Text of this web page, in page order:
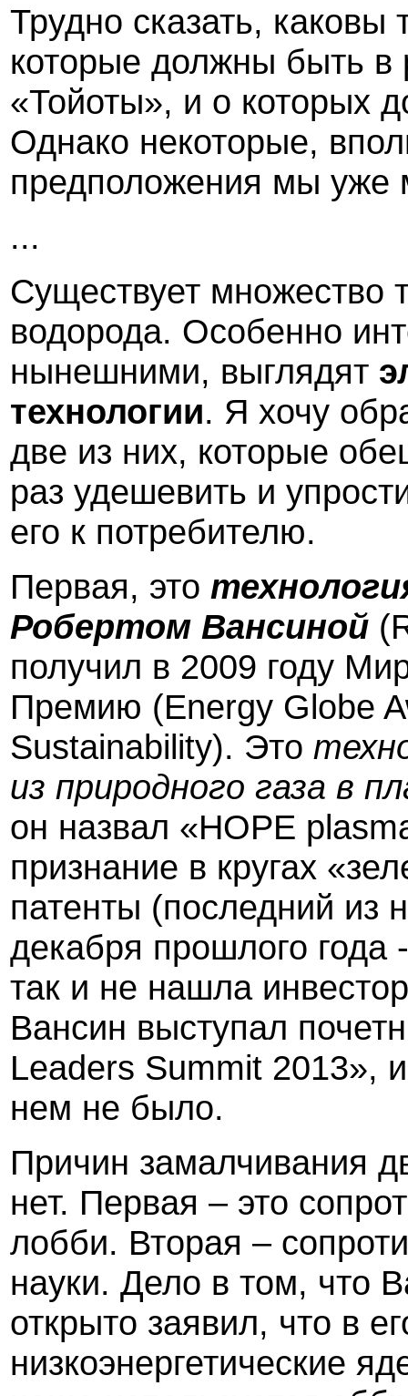
Трудно сказать, каковы
которые должны быть в
«Тойоты», и о которых
Однако некоторые,
предположения мы уже
...
Существует множество
водорода. Особенно
нынешними, выглядят
технологии. Я хочу
две из них, которые
раз удешевить и
его к потребителю.
Первая, это
Робертом Вансиной (
получил в 2009 году
Премию (Energy Globe
Sustainability). Это
из природного газа в
он назвал «HOPE
признание в кругах
патенты (последний из
декабря прошлого года
так и не нашла
Вансин выступал
Leaders Summit 2013»,
нем не было.
Причин замалчивания
нет. Первая – это
лобби. Вторая –
науки. Дело в том, что
открыто заявил, что в
низкоэнергетические